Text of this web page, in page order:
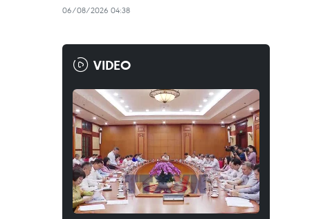
06/08/2026 04:38
VIDEO